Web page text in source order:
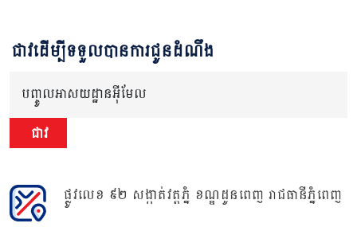
ជាវដើម្បីទទួលបានការជូនដំណឹង
បញ្ចូលអាសយដ្ឋានអ៊ីមែល
ជាវ
ផ្លូវលេខ ៩២ សង្កាត់វត្តភ្នំ ខណ្ឌដូនពេញ រាជធានីភ្នំពេញ